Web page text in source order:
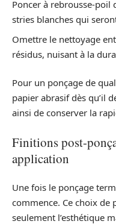
Poncer à rebrousse-poil
stries blanches qui
Omettre le nettoyage
résidus, nuisant à la
Pour un ponçage de
papier abrasif dès qu’il
ainsi de conserver la
Finitions post-
application
Une fois le ponçage
commence. Ce choix
seulement l’esthétique